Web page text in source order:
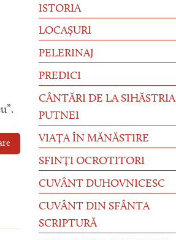
ISTORIA
LOCAȘURI
PELERINAJ
PREDICI
CÂNTĂRI DE LA SIHĂSTRIA
PUTNEI
VIAȚA ÎN MĂNĂSTIRE
SFINȚI OCROTITORI
CUVÂNT DUHOVNICESC
CUVÂNT DIN SFÂNTA
SCRIPTURĂ